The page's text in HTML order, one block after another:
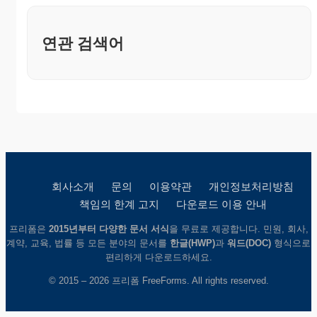
연관 검색어
회사소개 문의 이용약관
개인정보처리방침
책임의 한계 고지
다운로드 이용 안내
프리폼은 2015년부터 다양한 문서 서식 을 무료로 제공합니다. 민원, 회사,
계약, 교육, 법률 등 모든 분야의 문서를 한글(HWP)과 워드(DOC) 형식으로
편리하게 다운로드하세요.
© 2015 – 2026 프리폼 FreeForms. All rights reserved.